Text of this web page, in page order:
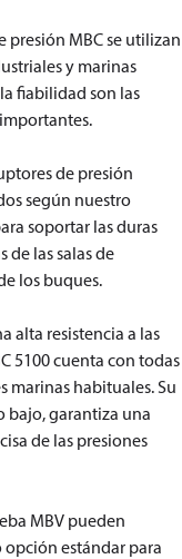
presión MBC se utilizan
y marinas
fiabilidad son las
de presión
según nuestro
soportar las duras
de las salas de
los buques.
alta resistencia a las
5100 cuenta con todas
marinas habituales. Su
bajo, garantiza una
de las presiones
MBV pueden
estándar para